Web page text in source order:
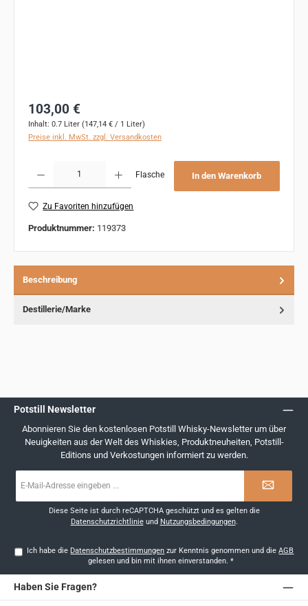
Regulärer Preis:
103,00 €
Inhalt: 0.7 Liter (147,14 € / 1 Liter)
Preise inkl. MwSt. zzgl. Versandkosten
Flasche In den Warenkorb
Zu Favoriten hinzufügen
Produktnummer: 119373
Beschreibung
Destillerie/Marke
Potstill Newsletter
Abonnieren Sie den kostenlosen Potstill Whisky-Newsletter um über
Neuigkeiten aus der Welt des Whiskies, Produktneuheiten, Potstill-
Editions und Verkostungen informiert zu werden.
Mail-
Diese Seite ist durch reCAPTCHA geschützt und es gelten die
Datenschutzrichtlinieund Nutzungsbedingungen.
Ich habe die Datenschutzbestimmungen zur Kenntnis genommen und dieAGB
gelesen und bin mit ihnen einverstanden. *
Haben Sie Fragen?